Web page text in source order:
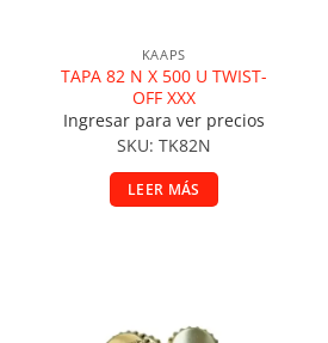
KAAPS
TAPA 82 N X 500 U TWIST-
OFF XXX
Ingresar para ver precios
SKU: TK82N
LEER MÁS